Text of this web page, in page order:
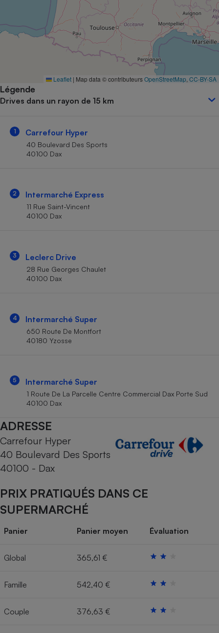
Leaflet | Map data © contributeursOpenStreetMap CC-BY-SA
Légende
Drives dans un rayon de 15 km
1 Carrefour Hyper
40 Boulevard Des Sports
40100 Dax
2 Intermarché Express
11 Rue Saint-Vincent
40100 Dax
3 Leclerc Drive
28 Rue Georges Chaulet
40100 Dax
4 Intermarché Super
650 Route De Montfort
40180 Yzosse
5 Intermarché Super
1 Route De La Parcelle Centre Commercial Dax Porte Sud
40100 Dax
ADRESSE
Carrefour Hyper
40 Boulevard Des Sports
40100 - Dax
PRIX PRATIQUÉS DANS CE
SUPERMARCHÉ
Panier Panier moyen Évaluation
Global 365,61 €
Famille 542,40 €
Couple 376,63 €
Complément
alimentaire
Assurance emprunteur
Petit électroménager -
Cafetière à expressos
Robot ménager
Mutuelle